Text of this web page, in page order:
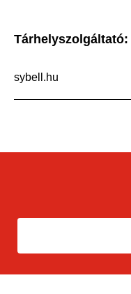
Tárhelyszolgáltató:
sybell.hu